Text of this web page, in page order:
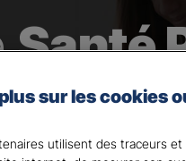
Santé
commerçant,
Gan, nous faisons
Agent général ?
sur les cookies
utilisent des traceurs